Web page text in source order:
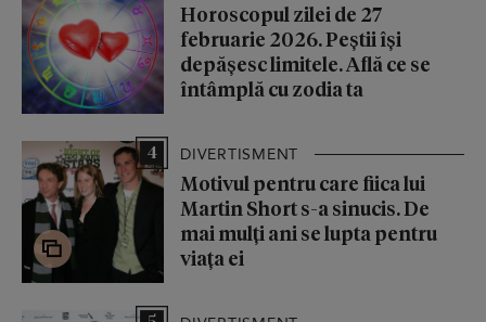
Horoscopul zilei de 27
februarie 2026. Peștii își
depășesc limitele. Află ce se
întâmplă cu zodia ta
4 DIVERTISMENT
Motivul pentru care fiica lui
Martin Short s-a sinucis. De
mai mulți ani se lupta pentru
viața ei